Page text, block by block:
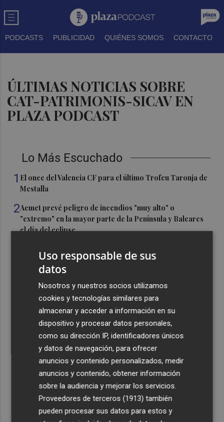
PODCASTS PUBLICIDAD QUIÉNES SOMOS CONTACTO
ÚLTIMAS NOTICIAS SOBRE
CAT-PATRIMONIS-SICAV EN
PLAZA PODCAST
Lo Más Escuchado
1 El once del Valencia CF para el último Trofeu Taronja de
Mestalla
2Aemet prevé peligro de incendios "muy alto" o
"extremo" en la mayor parte de la Península y Baleares
el día del eclipse
queremos ver en la Liga”
movilizan en Moratalla por un incendio forestal
Jorge Martín suma su tercera victoria 'sprint' del año y
es más líder
Recibe toda la actualidad de
Plaza Podcast en tu correo
Uso responsable de sus
datos
Nosotros y nuestros socios utilizamos
cookies y tecnologías similares para
almacenar y acceder a información en su
dispositivo y procesar datos personales,
como su dirección IP, identificadores únicos
y datos de navegación, para ofrecer
anuncios y contenido personalizados, medir
anuncios y contenido, obtener información
sobre la audiencia y mejorar los servicios.
Proveedores de terceros (1913) también
pueden procesar sus datos para estos y